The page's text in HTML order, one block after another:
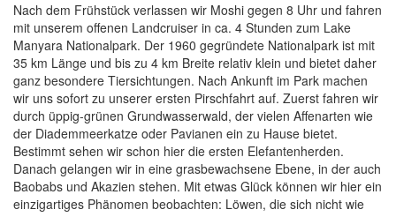
Nach dem Frühstück verlassen wir Moshi gegen 8 Uhr und fahren
mit unserem offenen Landcruiser in ca. 4 Stunden zum Lake
Manyara Nationalpark. Der 1960 gegründete Nationalpark ist mit
35 km Länge und bis zu 4 km Breite relativ klein und bietet daher
ganz besondere Tiersichtungen. Nach Ankunft im Park machen
wir uns sofort zu unserer ersten Pirschfahrt auf. Zuerst fahren wir
durch üppig-grünen Grundwasserwald, der vielen Affenarten wie
der Diademmeerkatze oder Pavianen ein zu Hause bietet.
Bestimmt sehen wir schon hier die ersten Elefantenherden.
Danach gelangen wir in eine grasbewachsene Ebene, in der auch
Baobabs und Akazien stehen. Mit etwas Glück können wir hier ein
einzigartiges Phänomen beobachten: Löwen, die sich nicht wie